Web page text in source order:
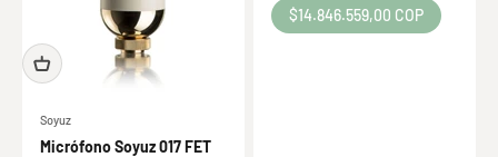
Soyuz
Micrófono Soyuz 017 FET
Precio de oferta
$14.846.559,00 COP